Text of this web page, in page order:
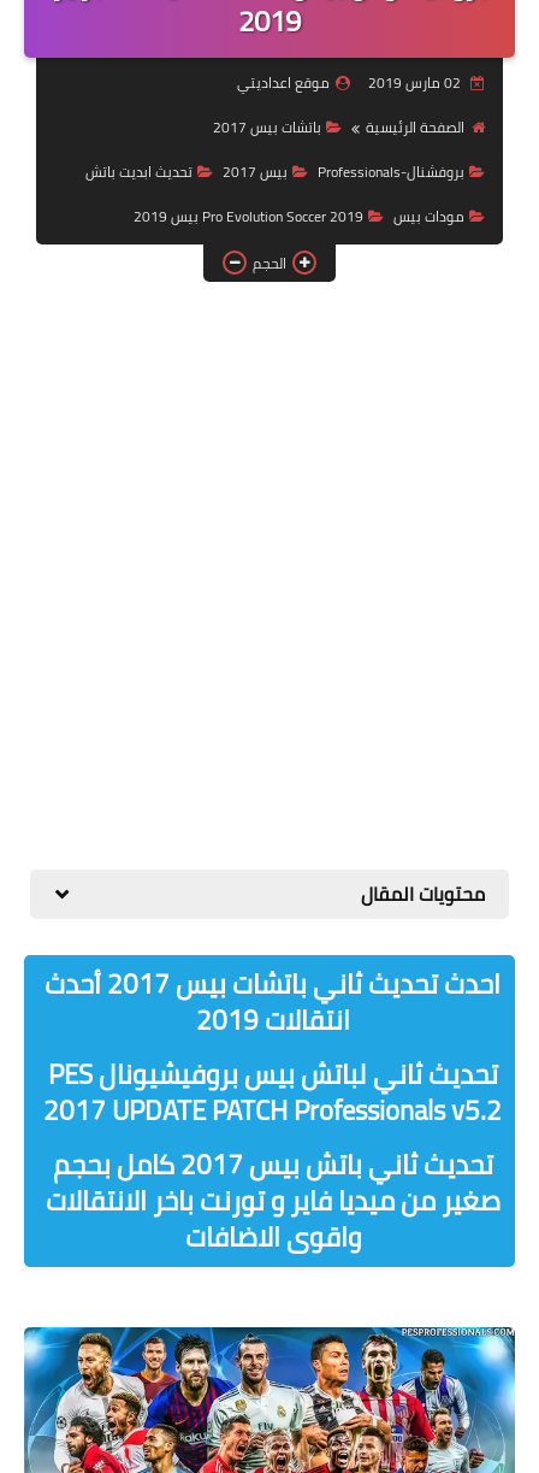
بلايستيشن PS22019
موقع اعداديتي
الصفحة الرئيسية
باتشات بيس 2017
بروفشنال-Professionals
بيس 2017
تحديث ابديت باتش
مودات بيس
Pro Evolution Soccer 2019 بيس 2019
الحجم
محتويات المقال
احدث تحديث ثاني باتشات بيس 2017 أحدث
انتقالات 2019
تحديث ثاني لباتش بيس بروفيشيونال PES
2017 UPDATE PATCH Professionals v5.2
تحديث ثاني باتش بيس 2017 كامل بحجم
صغير من ميديا فاير و تورنت باخر الانتقالات
واقوى الاضافات